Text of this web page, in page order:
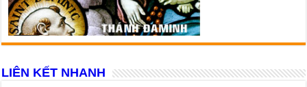
LIÊN KẾT NHANH